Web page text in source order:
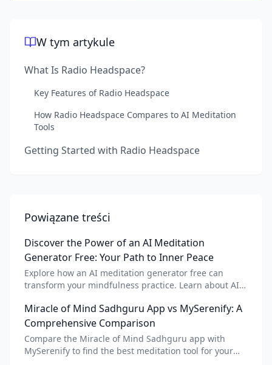
W tym artykule
What Is Radio Headspace?
Key Features of Radio Headspace
How Radio Headspace Compares to AI Meditation
Tools
Getting Started with Radio Headspace
Powiązane treści
Discover the Power of an AI Meditation
Generator Free: Your Path to Inner Peace
Explore how an AI meditation generator free can
transform your mindfulness practice. Learn about AI
meditation for personalized calm.
Miracle of Mind Sadhguru App vs MySerenify: A
Comprehensive Comparison
Compare the Miracle of Mind Sadhguru app with
MySerenify to find the best meditation tool for your